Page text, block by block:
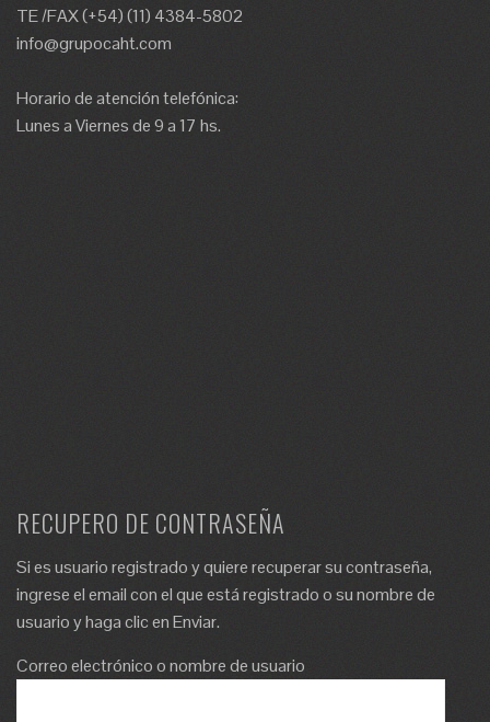
TE /FAX (+54) (11) 4384-5802
info@grupocaht.com
Horario de atención telefónica:
Lunes a Viernes de 9 a 17 hs.
RECUPERO DE CONTRASEÑA
Si es usuario registrado y quiere recuperar su contraseña,
ingrese el email con el que está registrado o su nombre de
usuario y haga clic en Enviar.
Correo electrónico o nombre de usuario